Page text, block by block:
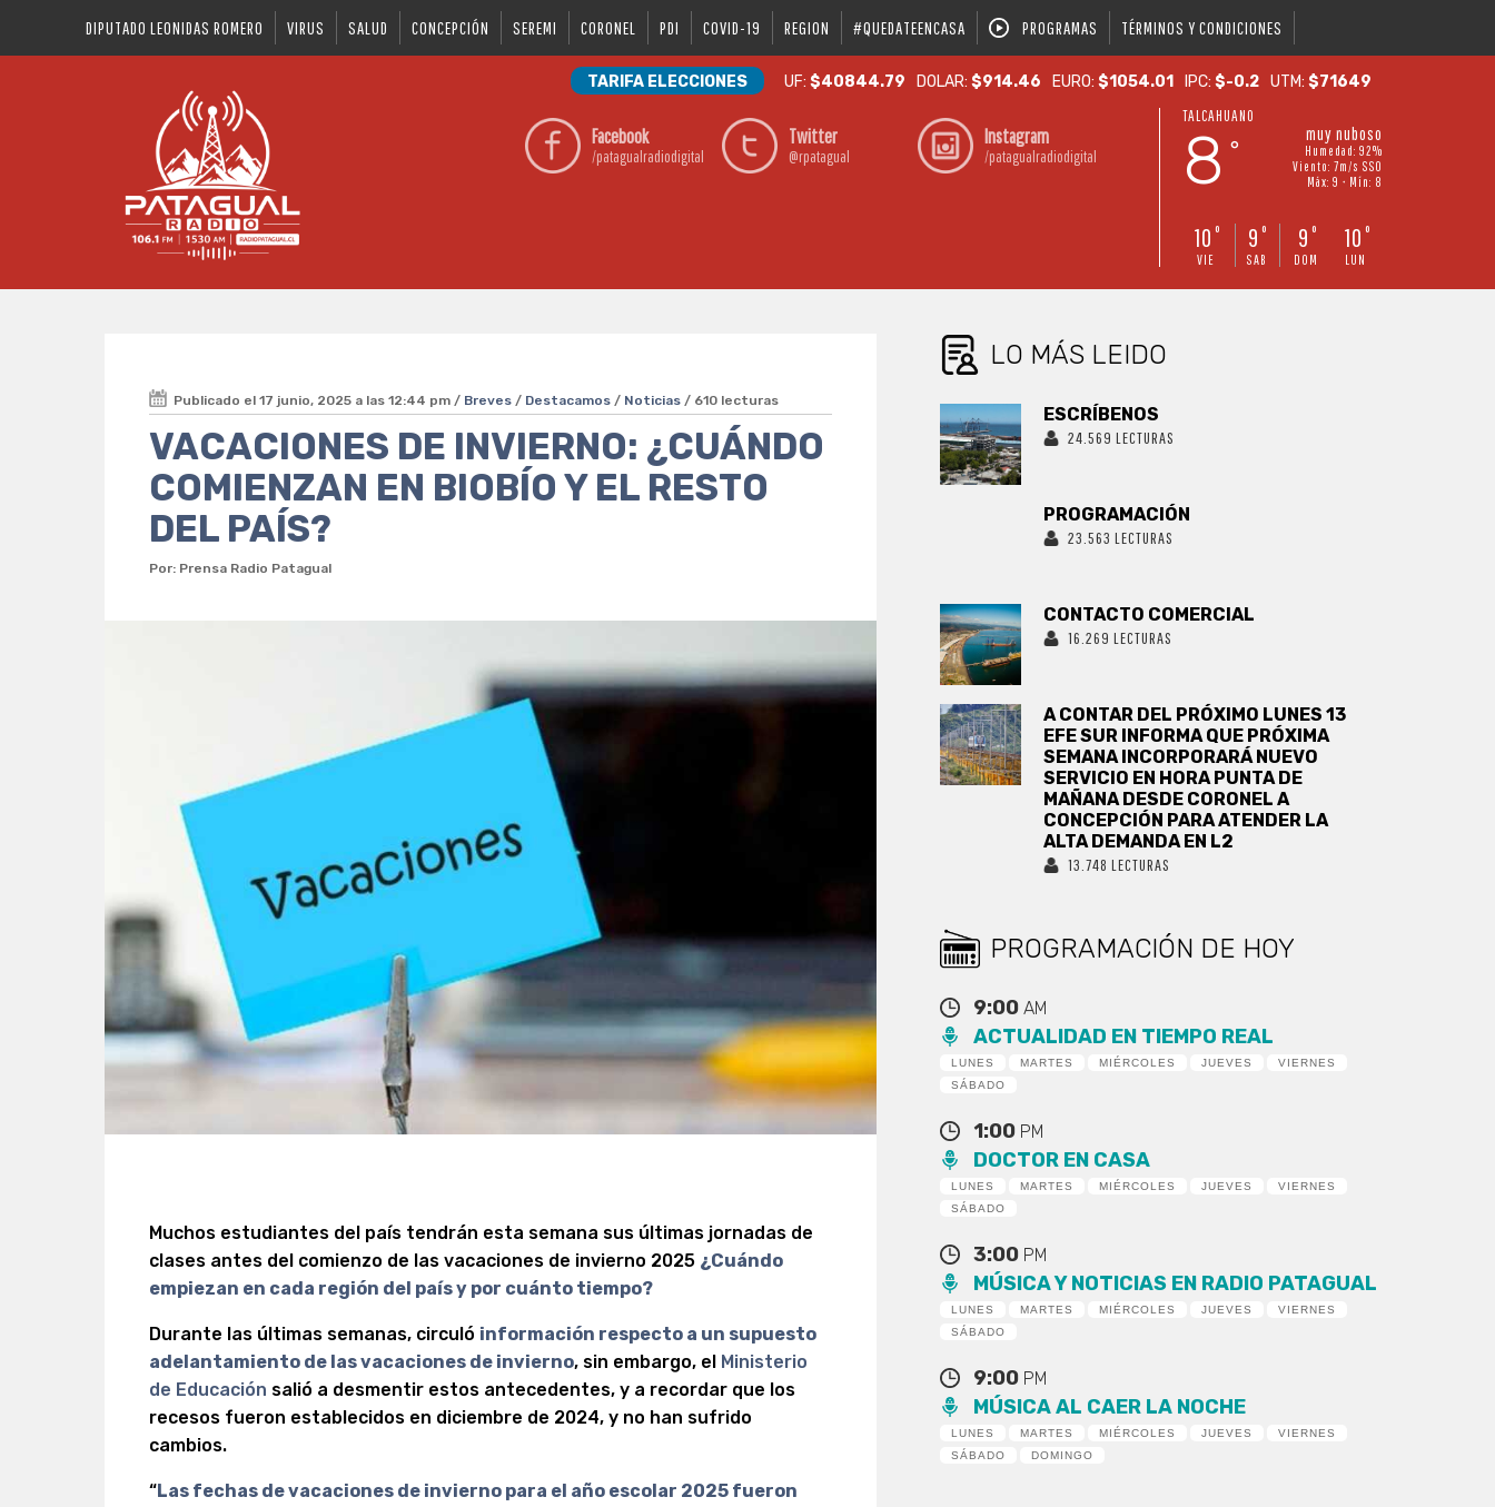
DIPUTADO LEONIDAS ROMERO VIRUS SALUD CONCEPCIÓN SEREMI CORONEL PDI COVID-19 REGION #QUEDATEENCASA PROGRAMAS TÉRMINOS Y CONDICIONES
TARIFA ELECCIONES UF:$40844.79 DOLAR:$914.46 EURO:$1054.01 IPC:$-0.2 UTM:$71649
Facebook
/patagualradiodigital
Twitter
@rpatagual
Instagram
/patagualradiodigital
TALCAHUANO
8 °
muy nuboso
Humedad: 92%
Viento: 7m/s SSO
Máx: 9 • Mín: 8
10 °
VIE
9 °
SAB
9 °
DOM
10 °
LUN
Publicado el 17 junio, 2025 a las 12:44 pm / Breves / Destacamos / Noticias / 610 lecturas
VACACIONES DE INVIERNO: ¿CUÁNDO
COMIENZAN EN BIOBÍO Y EL RESTO
DEL PAÍS?
Por: Prensa Radio Patagual
Muchos estudiantes del país tendrán esta semana sus últimas jornadas de
clases antes del comienzo de las vacaciones de invierno 2025 ¿Cuándo
empiezan en cada región del país y por cuánto tiempo?
Durante las últimas semanas, circuló información respecto a un supuesto
adelantamiento de las vacaciones de invierno, sin embargo, el Ministerio
de Educación salió a desmentir estos antecedentes, y a recordar que los
recesos fueron establecidos en diciembre de 2024, y no han sufrido
cambios.
“Las fechas de vacaciones de invierno para el año escolar 2025 fueron
LO MÁS LEIDO
ESCRÍBENOS
24.569 LECTURAS
PROGRAMACIÓN
23.563 LECTURAS
CONTACTO COMERCIAL
16.269 LECTURAS
A CONTAR DEL PRÓXIMO LUNES 13
EFE SUR INFORMA QUE PRÓXIMA
SEMANA INCORPORARÁ NUEVO
SERVICIO EN HORA PUNTA DE
MAÑANA DESDE CORONEL A
CONCEPCIÓN PARA ATENDER LA
ALTA DEMANDA EN L2
13.748 LECTURAS
PROGRAMACIÓN DE HOY
9:00AM
ACTUALIDAD EN TIEMPO REAL
LUNES MARTES MIÉRCOLES JUEVES
VIERNES
SÁBADO
1:00 PM
DOCTOR EN CASA
LUNES MARTES MIÉRCOLES JUEVES
VIERNES
SÁBADO
3:00 PM
MÚSICA Y NOTICIAS EN RADIO PATAGUAL
LUNES MARTES MIÉRCOLES JUEVES
VIERNES
SÁBADO
9:00 PM
MÚSICA AL CAER LA NOCHE
LUNES MARTES MIÉRCOLES JUEVES
VIERNES
SÁBADO
DOMINGO